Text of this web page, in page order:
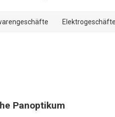
Panoptikum